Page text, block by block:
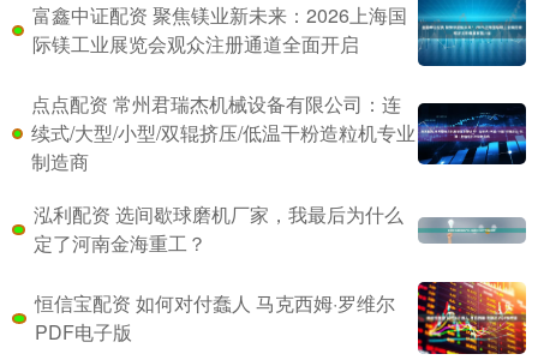
富鑫中证配资 聚焦镁业新未来：2026上海国
际镁工业展览会观众注册通道全面开启
点点配资 常州君瑞杰机械设备有限公司：连
续式/大型/小型/双辊挤压/低温干粉造粒机专业
制造商
泓利配资 选间歇球磨机厂家，我最后为什么
定了河南金海重工？
恒信宝配资 如何对付蠢人 马克西姆·罗维尔
PDF电子版